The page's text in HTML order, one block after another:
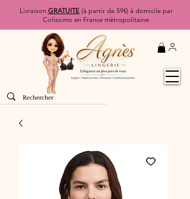
Livraison GRATUITE(à partir de 59€) à domicile par
Colissimo en France métropolitaine